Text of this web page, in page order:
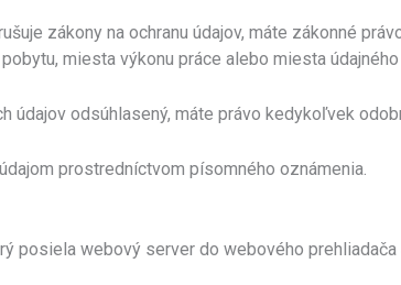
zákony na ochranu údajov, máte zákonné
miesta výkonu práce alebo miesta údajného
údajov odsúhlasený, máte právo kedykoľvek
prostredníctvom písomného oznámenia.
posiela webový server do webového